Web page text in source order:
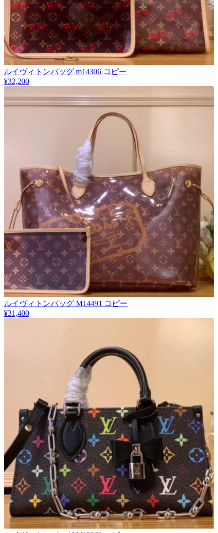
ルイヴィトンバッグ m14306 コピー
¥32,200
ルイヴィトンバッグ M14491 コピー
¥31,400